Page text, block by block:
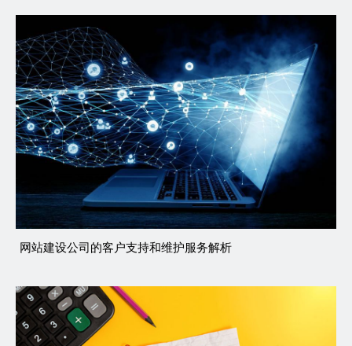
网站建设公司的客户支持和维护服务解析